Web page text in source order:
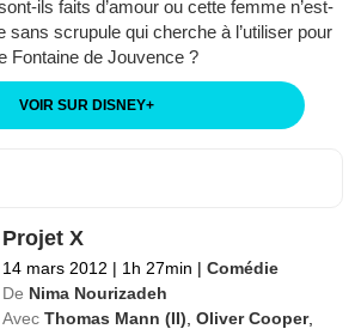
ils faits d’amour ou cette femme n’est-
sans scrupule qui cherche à l’utiliser pour
Fontaine de Jouvence ?
VOIR SUR DISNEY+
Projet X
14 mars 2012 | 1h 27min | Comédie
De Nima Nourizadeh
Avec Thomas Mann (II) ,Oliver Cooper,